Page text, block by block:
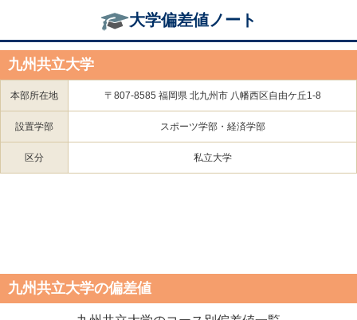
大学偏差値ノート
九州共立大学
本部所在地 〒807-8585 福岡県 北九州市 八幡西区自由ケ丘1-8
設置学部 スポーツ学部・経済学部
区分 私立大学
九州共立大学の偏差値